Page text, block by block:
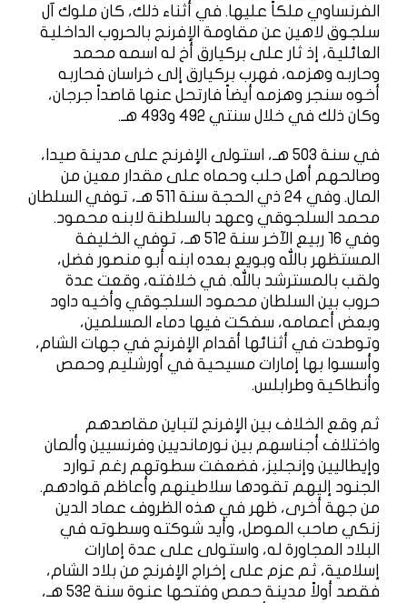
الفرنساوي ملكاً عليها. في أثناء ذلك، كان ملوك آل
سلجوق لاهين عن مقاومة الإفرنج بالحروب الداخلية
العائلية، إذ ثار على بركيارق أخ له اسمه محمد
وحاربه وهزمه، فهرب بركيارق إلى خراسان فحاربه
أخوه سنجر وهزمه أيضاً فارتحل عنها قاصداً جرجان،
وكان ذلك في خلال سنتي 492 و493 هـ.
في سنة 503 هـ، استولى الإفرنج على مدينة صيدا،
وصالحهم أهل حلب وحماه على مقدار معين من
المال. وفي 24 ذي الحجة سنة 511 هـ، توفي السلطان
محمد السلجوقي وعهد بالسلطنة لابنه محمود.
وفي 16 ربيع الآخر سنة 512 هـ، توفي الخليفة
المستظهر بالله وبويع بعده ابنه أبو منصور فضل،
ولقب بالمسترشد بالله. في خلافته، وقعت عدة
حروب بين السلطان محمود السلجوقي وأخيه داود
وبعض أعمامه، سفكت فيها دماء المسلمين،
وتوطدت في أثنائها أقدام الإفرنج في جهات الشام،
وأسسوا بها إمارات مسيحية في أورشليم وحمص
وأنطاكية وطرابلس.
ثم وقع الخلاف بين الإفرنج لتباين مقاصدهم
واختلاف أجناسهم بين نورمانديين وفرنسيين وألمان
وإيطاليين وإنجليز، فضعفت سطوتهم رغم توارد
الجنود إليهم تقودها سلاطينهم وأعاظم قوادهم.
من جهة أخرى، ظهر في هذه الظروف عماد الدين
زنكي صاحب الموصل، وأيد شوكته وسطوته في
البلاد المجاورة له، واستولى على عدة إمارات
إسلامية، ثم عزم على إخراج الإفرنج من بلاد الشام،
فقصد أولاً مدينة حمص وفتحها عنوة سنة 532 هـ،